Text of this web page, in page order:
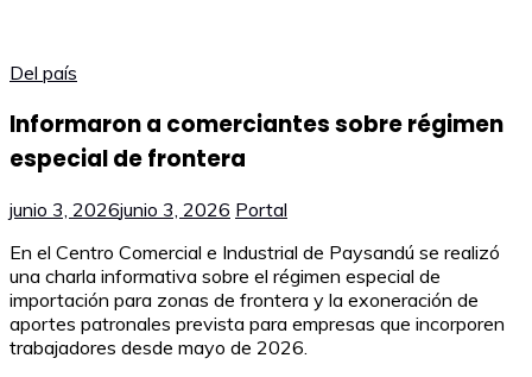
Del país
Informaron a comerciantes sobre régimen
especial de frontera
junio 3, 2026junio 3, 2026 Portal
En el Centro Comercial e Industrial de Paysandú se realizó
una charla informativa sobre el régimen especial de
importación para zonas de frontera y la exoneración de
aportes patronales prevista para empresas que incorporen
trabajadores desde mayo de 2026.